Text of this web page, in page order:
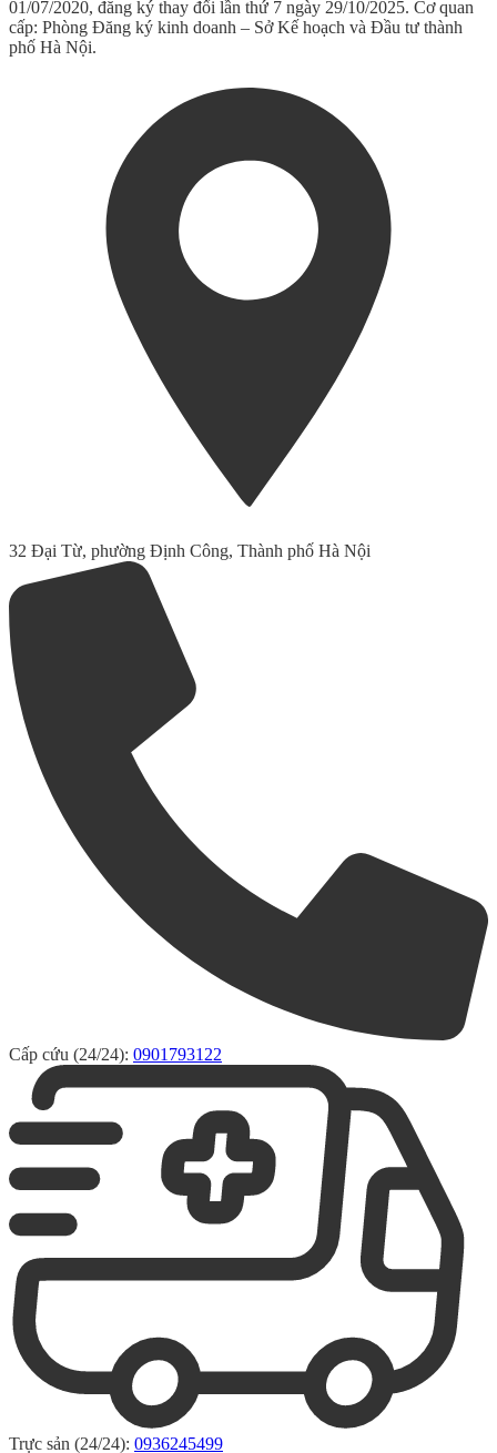
01/07/2020, đăng ký thay đổi lần thứ 7 ngày 29/10/2025. Cơ quan
cấp: Phòng Đăng ký kinh doanh – Sở Kế hoạch và Đầu tư thành
phố Hà Nội.
32 Đại Từ, phường Định Công, Thành phố Hà Nội
Cấp cứu (24/24): 0901793122
Trực sản (24/24): 0936245499